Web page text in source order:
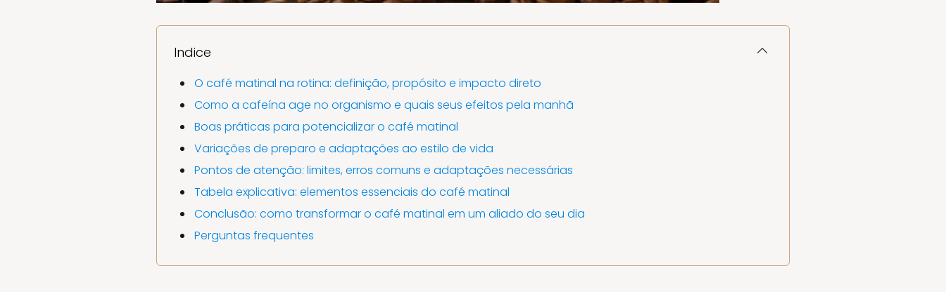
Indice
O café matinal na rotina: definição, propósito e impacto direto
Como a cafeína age no organismo e quais seus efeitos pela manhã
Boas práticas para potencializar o café matinal
Variações de preparo e adaptações ao estilo de vida
Pontos de atenção: limites, erros comuns e adaptações necessárias
Tabela explicativa: elementos essenciais do café matinal
Conclusão: como transformar o café matinal em um aliado do seu dia
Perguntas frequentes